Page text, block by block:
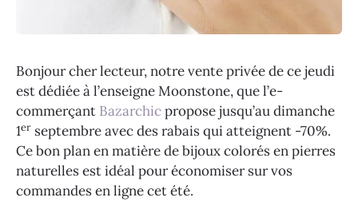
Bonjour cher lecteur, notre vente privée de ce jeudi
est dédiée à l’enseigne Moonstone, que l’e-
commerçant Bazarchicpropose jusqu’au dimanche
1er septembre avec des rabais qui atteignent -70%.
Ce bon plan en matière de bijoux colorés en pierres
naturelles est idéal pour économiser sur vos
commandes en ligne cet été.